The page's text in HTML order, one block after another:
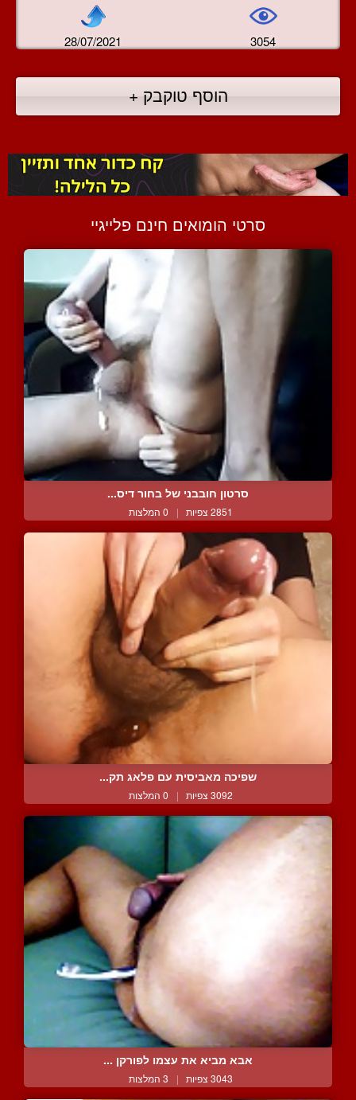
28/07/2021 3054
הוסף טוקבק +
סרטי הומואים חינם פלייגיי
סרטון חובבני של בחור דיס...
2851 צפיות | 0 המלצות
שפיכה מאביסית עם פלאג תק...
3092 צפיות | 0 המלצות
אבא מביא את עצמו לפורקן ...
3043 צפיות | 3 המלצות